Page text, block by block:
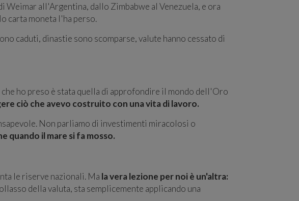
Weimar all'Argentina, dallo Zimbabwe al Venezuela, e ora
carta moneta l'ha perso.
caduti, dinastie sono scomparse, valute hanno cessato di
ho preso è stata quella di approfondire il mondo dell'Oro
ciò che avevo costruito con una vita di lavoro.
Non parliamo di investimenti miracolosi o
quando il mare si fa mosso.
le riserve nazionali. Ma la vera lezione per noi è un'altra:
della valuta, sta semplicemente applicando una